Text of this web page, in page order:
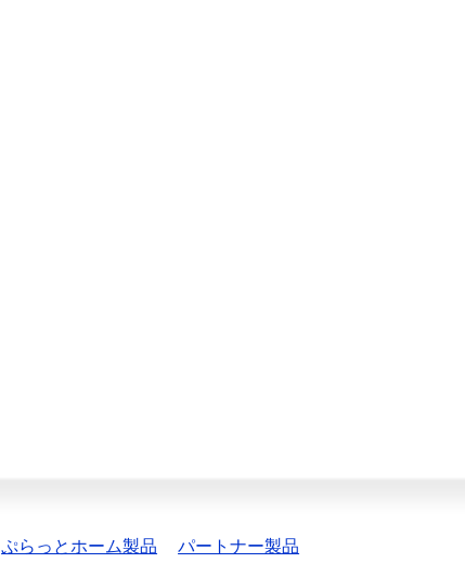
ぷらっとホーム製品 パートナー製品